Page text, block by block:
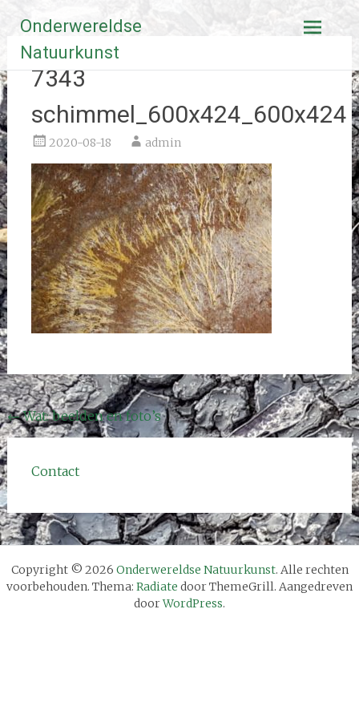
naar
inhoud
Onderwereldse
Natuurkunst
7343
schimmel_600x424_600x424
2020-08-18 admin
Bericht
navigatie
←Wat: beelden en foto’s
Contact
Copyright © 2026 Onderwereldse Natuurkunst. Alle rechten
voorbehouden. Thema: Radiate door ThemeGrill. Aangedreven
doorWordPress.